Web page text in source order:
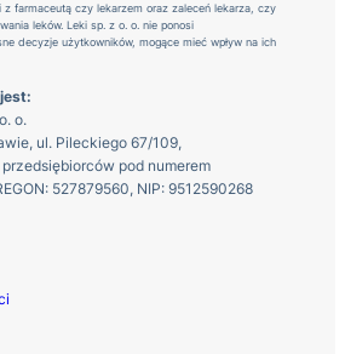
farmaceutą czy lekarzem oraz zaleceń lekarza, czy
leków. Leki sp. z o. o. nie ponosi
decyzje użytkowników, mogące mieć wpływ na ich
o.
ul. Pileckiego 67/109,
pod numerem
527879560, NIP: 9512590268